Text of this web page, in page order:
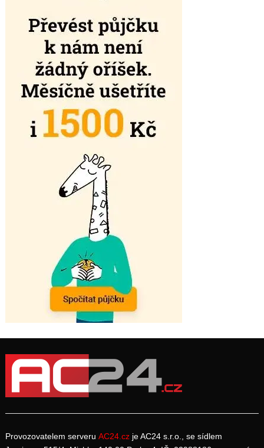
Provozovatelem serveru AC24.cz je AC24 s.r.o., se sídlem